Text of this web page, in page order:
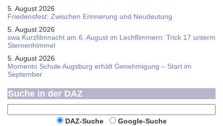
5. August 2026
Friedensfest: Zwischen Erinnerung und Neudeutung
5. August 2026
swa Kurz­film­nacht am 6. August im Lech­flim­mern: Trick 17 unterm
Sternen­himmel
5. August 2026
Momento Schule Augsburg erhält Genehmigung – Start im
September
Suche in der DAZ
DAZ-Suche
Google-Suche